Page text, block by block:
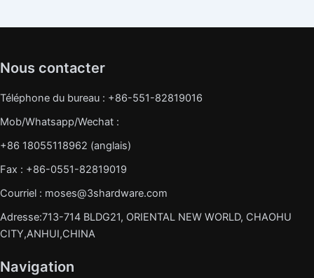
Nous contacter
Téléphone du bureau : +86-551-82819016
Mob/Whatsapp/Wechat :
+86 18055118962 (anglais)
Fax : +86-0551-82819019
Courriel : moses@3shardware.com
Adresse:713-714 BLDG21, ORIENTAL NEW WORLD, CHAOHU
CITY,ANHUI,CHINA
Navigation